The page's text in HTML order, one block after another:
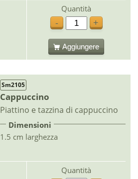
Quantità
-
+
Aggiungere
Sm2105
Cappuccino
Piattino e tazzina di cappuccino
Dimensioni
1.5 cm larghezza
Quantità